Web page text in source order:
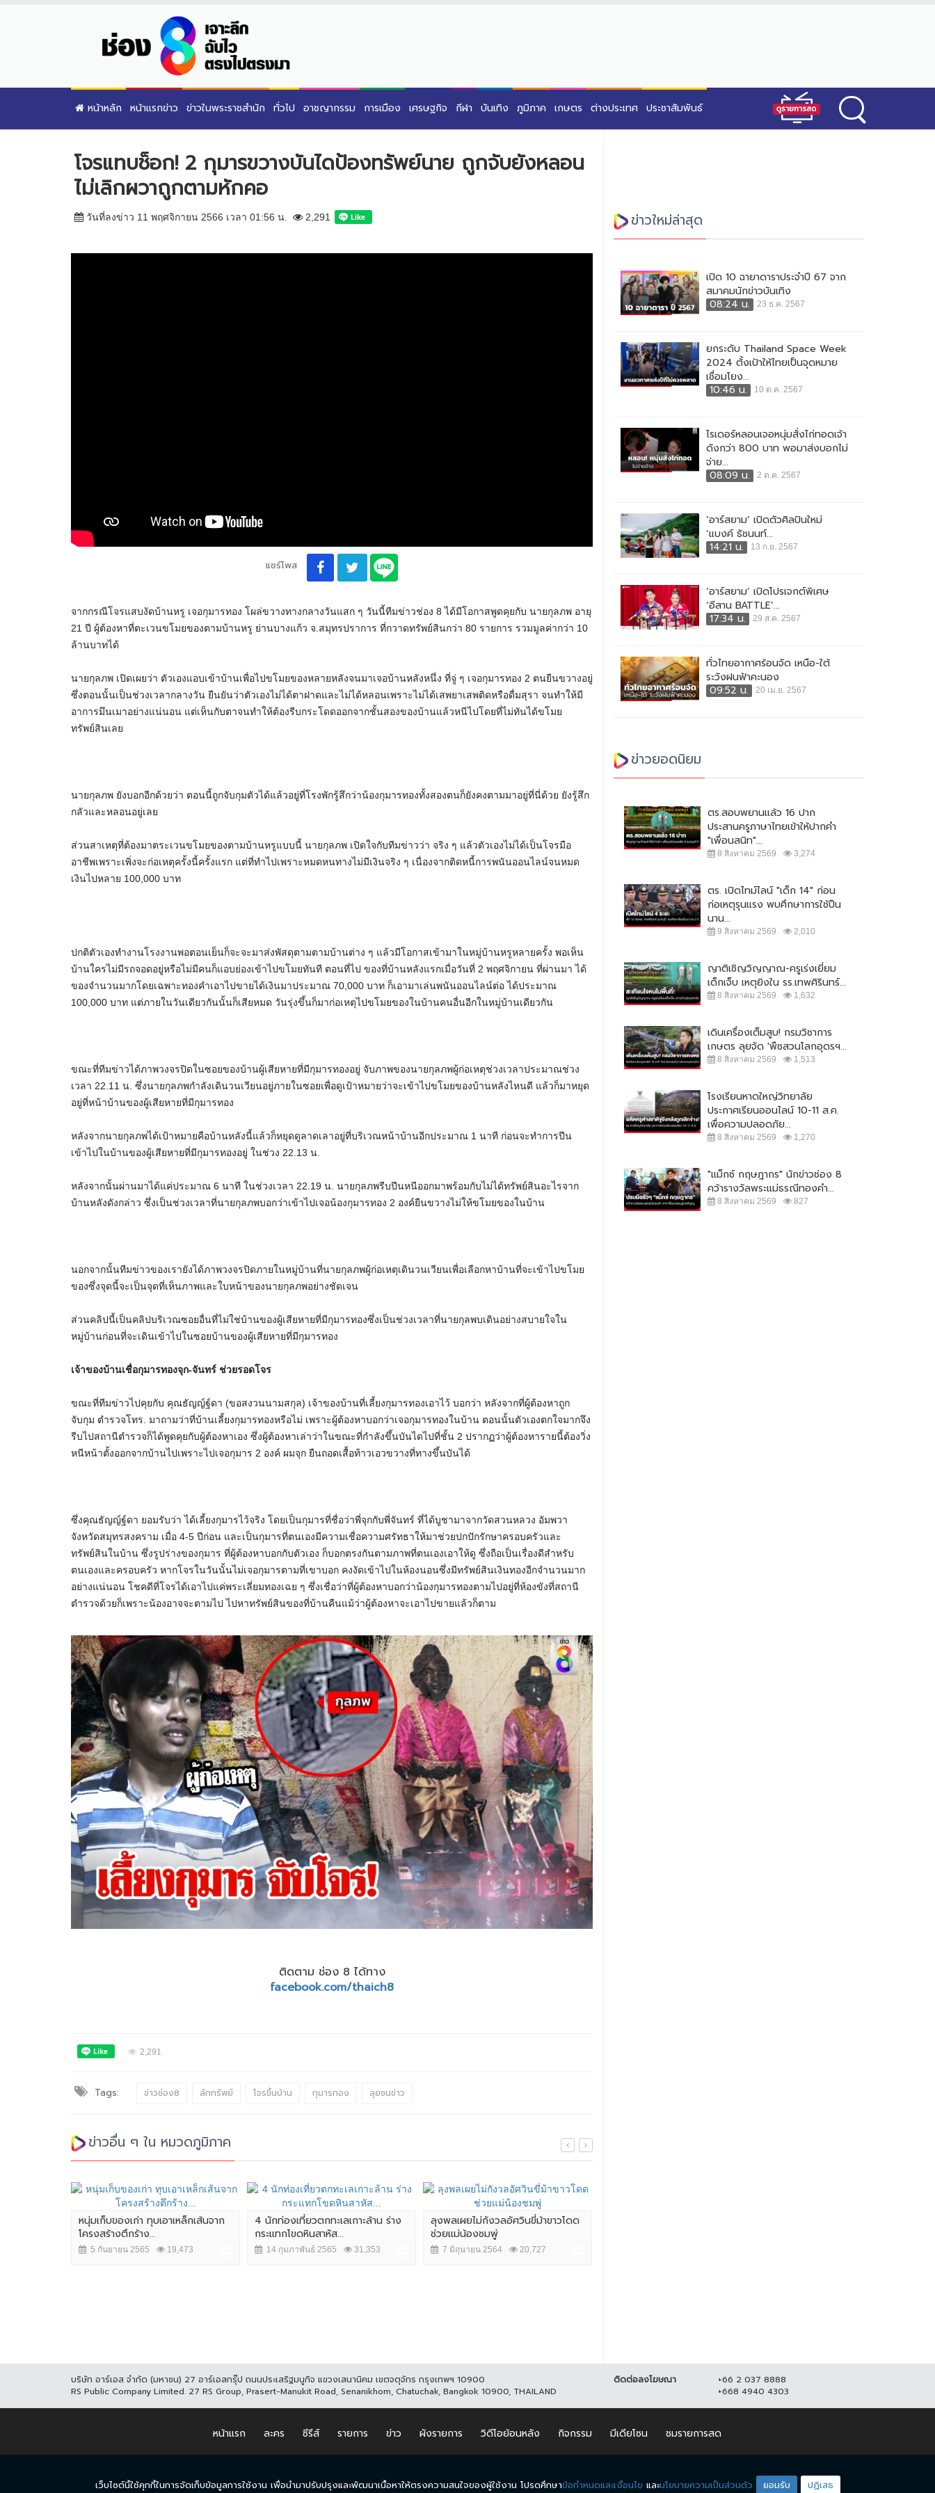
หน้าหลัก หน้าแรกข่าว ข่าวในพระราชสำนัก ทั่วไป อาชญากรรม การเมือง เศรษฐกิจ กีฬา บันเทิง ภูมิภาค เกษตร ต่างประเทศ ประชาสัมพันธ์
โจรแทบช็อก! 2 กุมารขวางบันไดป้องทรัพย์นาย ถูกจับยังหลอน
ไม่เลิกผวาถูกตามหักคอ
วันที่ลงข่าว 11 พฤศจิกายน 2566 เวลา 01:56 น. 2,291
แชร์โพส
จากกรณีโจรแสบงัดบ้านหรู เจอกุมารทอง โผล่ขวางทางกลางวันแสก ๆ วันนี้ทีมข่าวช่อง 8 ได้มีโอกาสพูดคุยกับ นายกุลภพ อายุ
21 ปี ผู้ต้องหาที่ตะเวนขโมยของตามบ้านหรู ย่านบางแก้ว จ.สมุทรปราการ ที่กวาดทรัพย์สินกว่า 80 รายการ รวมมูลค่ากว่า 10
ล้านบาทได้
นายกุลภพ เปิดเผยว่า ตัวเองแอบเข้าบ้านเพื่อไปขโมยของหลายหลังจนมาเจอบ้านหลังหนึ่ง ที่จู่ ๆ เจอกุมารทอง 2 ตนยืนขวางอยู่
ซึ่งตอนนั้นเป็นช่วงเวลากลางวัน ยืนยันว่าตัวเองไม่ได้ตาฝาดและไม่ได้หลอนเพราะไม่ได้เสพยาเสพติดหรือดื่มสุรา จนทำให้มี
อาการมึนเมาอย่างแน่นอน แต่เห็นกับตาจนทำให้ต้องรีบกระโดดออกจากชั้นสองของบ้านแล้วหนีไปโดยที่ไม่ทันได้ขโมย
ทรัพย์สินเลย
นายกุลภพ ยังบอกอีกด้วยว่า ตอนนี้ถูกจับกุมตัวได้แล้วอยู่ที่โรงพักรู้สึกว่าน้องกุมารทองทั้งสองตนก็ยังคงตามมาอยู่ที่นี่ด้วย ยังรู้สึก
กลัวและหลอนอยู่เลย
ส่วนสาเหตุที่ต้องมาตระเวนขโมยของตามบ้านหรูแบบนี้ นายกุลภพ เปิดใจกับทีมข่าวว่า จริง ๆ แล้วตัวเองไม่ได้เป็นโจรมือ
อาชีพเพราะเพิ่งจะก่อเหตุครั้งนี้ครั้งแรก แต่ที่ทำไปเพราะหมดหนทางไม่มีเงินจริง ๆ เนื่องจากติดหนี้การพนันออนไลน์จนหมด
เงินไปหลาย 100,000 บาท
ปกติตัวเองทำงานโรงงานพอตอนเย็นก็จะจะมาส่งพัสดุตามตามบ้านต่าง ๆ แล้วมีโอกาสเข้ามาในหมู่บ้านหรูหลายครั้ง พอเห็น
บ้านใครไม่มีรถจอดอยู่หรือไม่มีคนก็แอบย่องเข้าไปขโมยทันที ตอนที่ไป ของที่บ้านหลังแรกเมื่อวันที่ 2 พฤศจิกายน ที่ผ่านมา ได้
ของจำนวนมากโดยเฉพาะทองคำเอาไปขายได้เงินมาประมาณ 70,000 บาท ก็เอามาเล่นพนันออนไลน์ต่อ ได้ประมาณ
100,000 บาท แต่ภายในวันเดียวกันนั้นก็เสียหมด วันรุ่งขึ้นก็มาก่อเหตุไปขโมยของในบ้านคนอื่นอีกในหมู่บ้านเดียวกัน
ขณะที่ทีมข่าวได้ภาพวงจรปิดในซอยของบ้านผู้เสียหายที่มีกุมารทองอยู่ จับภาพของนายกุลภพผู้ก่อเหตุช่วงเวลาประมาณช่วง
เวลา 22.11 น. ซึ่งนายกุลภพกำลังเดินวนเวียนอยู่ภายในซอยเพื่อดูเป้าหมายว่าจะเข้าไปขโมยของบ้านหลังไหนดี แล้วก็มาหยุด
อยู่ที่หน้าบ้านของผู้เสียหายที่มีกุมารทอง
หลังจากนายกุลภพได้เป้าหมายคือบ้านหลังนี้แล้วก็หยุดดูลาดเลาอยู่ที่บริเวณหน้าบ้านอีกประมาณ 1 นาที ก่อนจะทำการปีน
เข้าไปในบ้านของผู้เสียหายที่มีกุมารทองอยู่ ในช่วง 22.13 น.
หลังจากนั้นผ่านมาได้แค่ประมาณ 6 นาที ในช่วงเวลา 22.19 น. นายกุลภพรีบปีนหนีออกมาพร้อมกับไม่ได้ทรัพย์สินอะไรจาก
บ้านหลังดังกล่าว ซึ่งเป็นช่วงเวลาที่นายกุลภพบอกว่าเข้าไปเจอน้องกุมารทอง 2 องค์ยืนขวางไม่ให้ขโมยของในบ้าน
นอกจากนั้นทีมข่าวของเรายังได้ภาพวงจรปิดภายในหมู่บ้านที่นายกุลภพผู้ก่อเหตุเดินวนเวียนเพื่อเลือกหาบ้านที่จะเข้าไปขโมย
ของซึ่งจุดนี้จะเป็นจุดที่เห็นภาพและใบหน้าของนายกุลภพอย่างชัดเจน
ส่วนคลิปนี้เป็นคลิปบริเวณซอยอื่นที่ไม่ใช่บ้านของผู้เสียหายที่มีกุมารทองซึ่งเป็นช่วงเวลาที่นายกุลพบเดินอย่างสบายใจใน
หมู่บ้านก่อนที่จะเดินเข้าไปในซอยบ้านของผู้เสียหายที่มีกุมารทอง
เจ้าของบ้านเชื่อกุมารทองจุก-จันทร์ ช่วยรอดโจร
ขณะที่ทีมข่าวไปคุยกับ คุณธัญญ์ฐ์ดา (ขอสงวนนามสกุล) เจ้าของบ้านที่เลี้ยงกุมารทองเอาไว้ บอกว่า หลังจากที่ผู้ต้องหาถูก
จับกุม ตำรวจโทร. มาถามว่าที่บ้านเลี้ยงกุมารทองหรือไม่ เพราะผู้ต้องหาบอกว่าเจอกุมารทองในบ้าน ตอนนั้นตัวเองตกใจมากจึง
รีบไปสถานีตำรวจก็ได้พูดคุยกับผู้ต้องหาเอง ซึ่งผู้ต้องหาเล่าว่าในขณะที่กำลังขึ้นบันไดไปที่ชั้น 2 ปรากฏว่าผู้ต้องหารายนี้ต้องวิ่ง
หนีหน้าตั้งออกจากบ้านไปเพราะไปเจอกุมาร 2 องค์ ผมจุก ยืนถอดเสื้อท้าวเอวขวางที่ทางขึ้นบันได้
ซึ่งคุณธัญญ์ฐ์ดา ยอมรับว่า ได้เลี้ยงกุมารไว้จริง โดยเป็นกุมารที่ชื่อว่าพี่จุกกับพี่จันทร์ ที่ได้บูชามาจากวัดสวนหลวง อัมพวา
จังหวัดสมุทรสงคราม เมื่อ 4-5 ปีก่อน และเป็นกุมารที่ตนเองมีความเชื่อความศรัทธาให้มาช่วยปกปักรักษาครอบครัวและ
ทรัพย์สินในบ้าน ซึ่งรูปร่างของกุมาร ที่ผู้ต้องหาบอกกับตัวเอง ก็บอกตรงกันตามภาพที่ตนเองเอาให้ดู ซึ่งถือเป็นเรื่องดีสำหรับ
ตนเองและครอบครัว หากโจรในวันนั้นไม่เจอกุมารตามที่เขาบอก คงงัดเข้าไปในห้องนอนซึ่งมีทรัพย์สินเงินทองอีกจำนวนมาก
อย่างแน่นอน โชคดีที่โจรได้เอาไปแค่พระเลี่ยมทองเฉย ๆ ซึ่งเชื่อว่าที่ผู้ต้องหาบอกว่าน้องกุมารทองตามไปอยู่ที่ห้องขังที่สถานี
ตำรวจด้วยก็เพราะน้องอาจจะตามไป ไปหาทรัพย์สินของที่บ้านคืนแม้ว่าผู้ต้องหาจะเอาไปขายแล้วก็ตาม
ติดตาม ช่อง 8 ได้ทาง
facebook.com/thaich8
2,291
Tags: ข่าวช่อง8 ลักทรัพย์ โจรขึ้นบ้าน กุมารทอง ลุยชนข่าว
ข่าวอื่น ๆ ใน หมวดภูมิภาค
หนุ่มเก็บของเก่า ทุบเอาเหล็กเส้นจาก
โครงสร้างตึกร้าง...
5 กันยายน 2565 19,473
4 นักท่องเที่ยวตกทะเลเกาะล้าน ร่าง
กระแทกโขดหินสาหัส...
14 กุมภาพันธ์ 2565 31,353
ลุงพลเผยไม่กังวลอัศวินขี่ม้าขาวโดด
ช่วยแม่น้องชมพู่
7 มิถุนายน 2564 20,727
ข่าวใหม่ล่าสุด
เปิด 10 ฉายาดาราประจำปี 67 จาก
สมาคมนักข่าวบันเทิง
08:24 น.
23 ธ.ค. 2567
ยกระดับ Thailand Space Week
2024 ตั้งเป้าให้ไทยเป็นจุดหมาย
เชื่อมโยง...
10:46 น.
10 ต.ค. 2567
ไรเดอร์หลอนเจอหนุ่มสั่งไก่ทอดเจ้า
ดังกว่า 800 บาท พอมาส่งบอกไม่
จ่าย...
08:09 น.
2 ต.ค. 2567
‘อาร์สยาม’ เปิดตัวศิลปินใหม่
‘แบงค์ ธัชนนท์...
14:21 น.
13 ก.ย. 2567
‘อาร์สยาม’ เปิดโปรเจกต์พิเศษ
‘อีสาน BATTLE’...
17:34 น.
29 ส.ค. 2567
ทั่วไทยอากาศร้อนจัด เหนือ-ใต้
ระวังฝนฟ้าคะนอง
09:52 น.
20 เม.ย. 2567
ข่าวยอดนิยม
ตร.สอบพยานแล้ว 16 ปาก
ประสานครูภาษาไทยเข้าให้ปากคำ
"เพื่อนสนิท"...
8 สิงหาคม 2569 3,274
ตร. เปิดไทม์ไลน์ "เด็ก 14" ก่อน
ก่อเหตุรุนแรง พบศึกษาการใช้ปืน
นาน...
9 สิงหาคม 2569 2,010
ญาติเชิญวิญญาณ-ครูเร่งเยี่ยม
เด็กเจ็บ เหตุยิงใน รร.เทพศิรินทร์...
8 สิงหาคม 2569 1,632
เดินเครื่องเต็มสูบ! กรมวิชาการ
เกษตร ลุยจัด 'พืชสวนโลกอุดรฯ...
8 สิงหาคม 2569 1,513
โรงเรียนหาดใหญ่วิทยาลัย
ประกาศเรียนออนไลน์ 10-11 ส.ค.
เพื่อความปลอดภัย...
8 สิงหาคม 2569 1,270
"แม็กซ์ กฤษฎากร" นักข่าวช่อง 8
คว้ารางวัลพระแม่ธรณีทองคำ...
8 สิงหาคม 2569 827
บริษัท อาร์เอส จำกัด (มหาชน) 27 อาร์เอสกรุ๊ป ถนนประเสริฐมนูกิจ แขวงเสนานิคม เขตจตุจักร กรุงเทพฯ 10900
RS Public Company Limited. 27 RS Group, Prasert-Manukit Road, Senanikhom, Chatuchak, Bangkok 10900, THAILAND
ติดต่อลงโฆษณา
+66 2 037 8888
+668 4940 4303
หน้าแรก ละคร ซีรีส์ รายการ ข่าว ผังรายการ วิดีโอย้อนหลัง กิจกรรม มีเดียโซน ชมรายการสด
© COPYRIGHT 2017 THAICH8.COM, ALL RIGHT RESERVED. ข้อกำหนดและเงื่อนไข นโยบายความเป็นส่วนตัว
เว็บไซต์นี้ใช้คุกกี้ในการจัดเก็บข้อมูลการใช้งาน เพื่อนำมาปรับปรุงและพัฒนาเนื้อหาให้ตรงความสนใจของผู้ใช้งาน โปรดศึกษาข้อกำหนดและเงื่อนไข และนโยบายความเป็นส่วนตัว ยอมรับ ปฏิเสธ